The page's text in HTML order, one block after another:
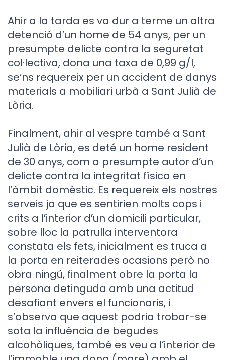
Ahir a la tarda es va dur a terme un altra
detenció d’un home de 54 anys, per un
presumpte delicte contra la seguretat
col·lectiva, dona una taxa de 0,99 g/l,
se’ns requereix per un accident de danys
materials a mobiliari urbà a Sant Julià de
Lòria.
Finalment, ahir al vespre també a Sant
Julià de Lòria, es deté un home resident
de 30 anys, com a presumpte autor d’un
delicte contra la integritat física en
l’àmbit domèstic. Es requereix els nostres
serveis ja que es sentirien molts cops i
crits a l’interior d’un domicili particular,
sobre lloc la patrulla interventora
constata els fets, inicialment es truca a
la porta en reiterades ocasions però no
obra ningú, finalment obre la porta la
persona detinguda amb una actitud
desafiant envers el funcionaris, i
s’observa que aquest podria trobar-se
sota la influència de begudes
alcohòliques, també es veu a l’interior de